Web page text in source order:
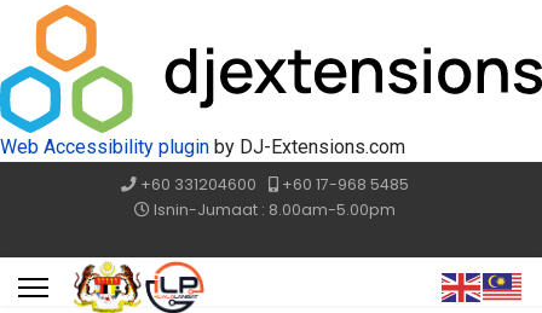
Web Accessibility plugin by DJ-Extensions.com
+60 331204600
+60 17-968 5485
Isnin-Jumaat : 8.00am-5.00pm